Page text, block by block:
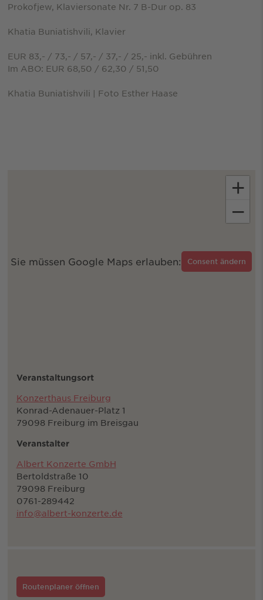
Prokofjew, Klaviersonate Nr. 7 B-Dur op. 83
Khatia Buniatishvili, Klavier
EUR 83,- / 73,- / 57,- / 37,- / 25,- inkl. Gebühren
Im ABO: EUR 68,50 / 62,30 / 51,50
Khatia Buniatishvili | Foto Esther Haase
Sie müssen Google Maps erlauben: Consent ändern
+
−
Veranstaltungsort
Konzerthaus Freiburg
Konrad-Adenauer-Platz 1
79098 Freiburg im Breisgau
Veranstalter
Albert Konzerte GmbH
Bertoldstraße 10
79098 Freiburg
0761-289442
info@albert-konzerte.de
Routenplaner öffnen